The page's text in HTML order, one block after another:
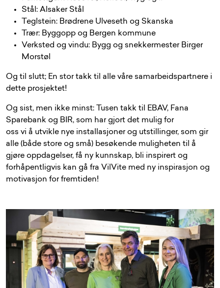
Stål: Alsaker Stål
Teglstein: Brødrene Ulveseth og Skanska
Trær: Byggopp og Bergen kommune
Verksted og vindu: Bygg og snekkermester Birger
Morstøl
Og til slutt; En stor takk til alle våre samarbeidspartnere i
dette prosjektet!
Og sist, men ikke minst: Tusen takk til EBAV, Fana
Sparebank og BIR, som har gjort det mulig for
oss vi å utvikle nye installasjoner og utstillinger, som gir
alle (både store og små) besøkende muligheten til å
gjøre oppdagelser, få ny kunnskap, bli inspirert og
forhåpentligvis kan gå fra VilVite med ny inspirasjon og
motivasjon for fremtiden!